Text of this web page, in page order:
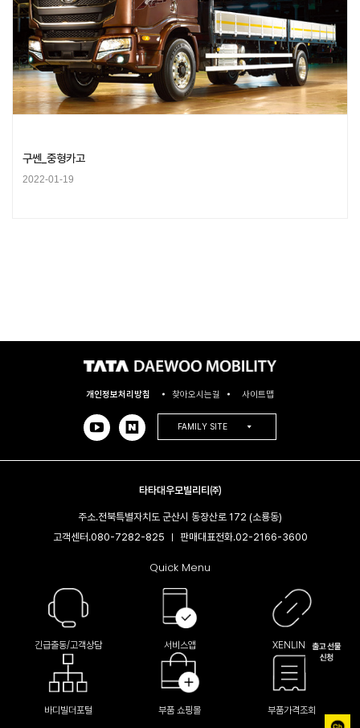
구쎈_중형카고
2022-01-19
개인정보처리방침 찾아오시는길 사이트맵
FAMILY SITE
타타대우모빌리티㈜
주소.전북특별자치도 군산시 동장산로 172 (소룡동)
고객센터.080-7282-825 | 판매대표전화.02-2166-3600​
Quick Menu
긴급출동/고객상담 서비스앱 XENLINK
바디빌더포털 부품 쇼핑몰 부품가격조회